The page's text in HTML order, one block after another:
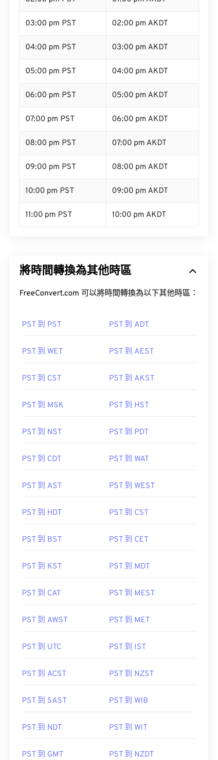
03:00 pm PST 02:00 pm AKDT
04:00 pm PST 03:00 pm AKDT
05:00 pm PST 04:00 pm AKDT
06:00 pm PST 05:00 pm AKDT
07:00 pm PST 06:00 pm AKDT
08:00 pm PST 07:00 pm AKDT
09:00 pm PST 08:00 pm AKDT
10:00 pm PST 09:00 pm AKDT
11:00 pm PST 10:00 pm AKDT
將時間轉換為其他時區
FreeConvert.com 可以將時間轉換為以下其他時區：
PST 到 PST PST 到 ADT
PST 到 WET PST 到 AEST
PST 到 CST PST 到 AKST
PST 到 MSK PST 到 HST
PST 到 NST PST 到 PDT
PST 到 CDT PST 到 WAT
PST 到 AST PST 到 WEST
PST 到 HDT PST 到 CST
PST 到 BST PST 到 CET
PST 到 KST PST 到 MDT
PST 到 CAT PST 到 MEST
PST 到 AWST PST 到 MET
PST 到 UTC PST 到 IST
PST 到 ACST PST 到 NZST
PST 到 SAST PST 到 WIB
PST 到 NDT PST 到 WIT
PST 到 GMT PST 到 NZDT